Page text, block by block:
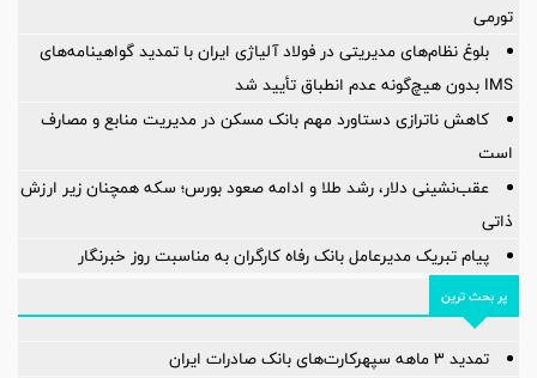
تورمی
بلوغ نظام‌های مدیریتی در فولاد آلیاژی ایران با تمدید گواهینامه‌های
IMS بدون هیچ‌گونه عدم انطباق تأیید شد
کاهش ناترازی دستاورد مهم بانک مسکن در مدیریت منابع و مصارف
است
عقب‌نشینی دلار، رشد طلا و ادامه صعود بورس؛ سکه همچنان زیر ارزش
ذاتی
پیام تبریک مدیرعامل بانک رفاه کارگران به مناسبت روز خبرنگار
پر بحث ترین
تمدید 3 ماهه سپهرکارت‌های بانک صادرات ایران